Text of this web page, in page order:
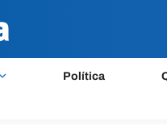
Política